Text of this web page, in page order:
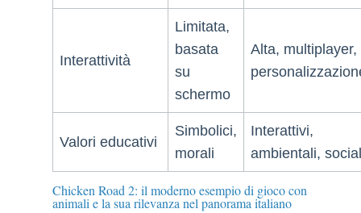
Interattività
Limitata,
basata
su
schermo
Alta, multiplayer,
Valori educativi
Simbolici,
morali
Interattivi,
ambientali,
Chicken Road 2: il moderno esempio di gioco con
animali e la sua rilevanza nel panorama italiano